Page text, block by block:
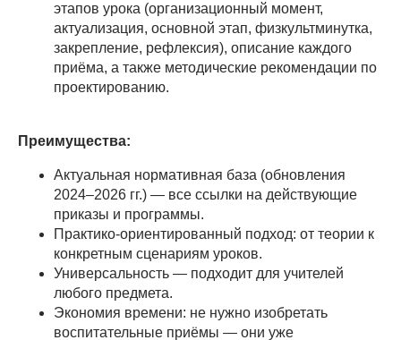
этапов урока (организационный момент,
актуализация, основной этап, физкультминутка,
закрепление, рефлексия), описание каждого
приёма, а также методические рекомендации по
проектированию.
Преимущества:
Актуальная нормативная база (обновления
2024–2026 гг.) — все ссылки на действующие
приказы и программы.
Практико-ориентированный подход: от теории к
конкретным сценариям уроков.
Универсальность — подходит для учителей
любого предмета.
Экономия времени: не нужно изобретать
воспитательные приёмы — они уже